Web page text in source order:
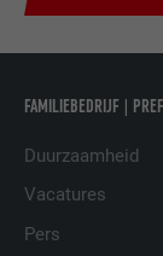
FAMILIEBEDRIJF |
Duurzaamheid
Vacatures
Pers
AANBIEDER
VERVALTIJD